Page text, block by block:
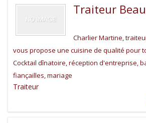
Traiteur
Charlier Martine,
vous propose une cuisine de qualité pour
Cocktail dînatoire, réception d'entreprise,
fiançailles, mariage
Traiteur